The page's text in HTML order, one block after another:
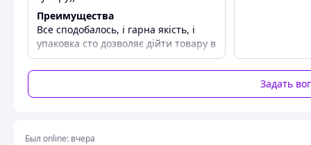
Преимущества
Все сподобалось, і гарна якість, і
упаковка сто дозволяє дійти товару в
неушкодженому вигляді
Задать
Был online: вчера